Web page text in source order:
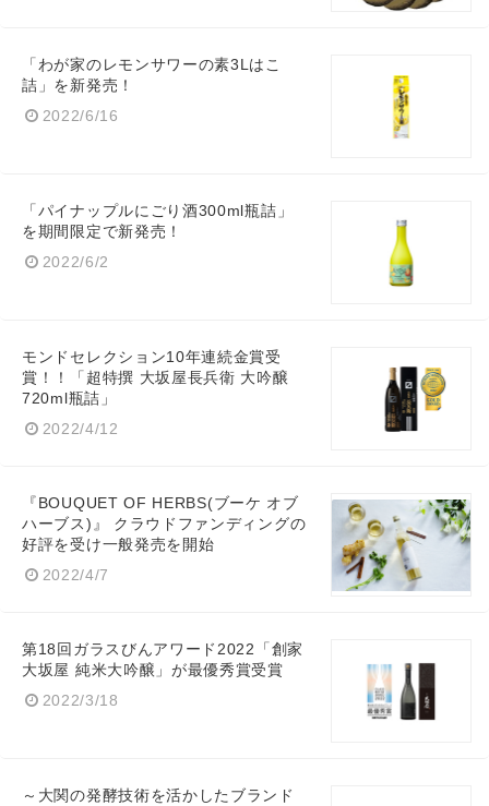
「わが家のレモンサワーの素3Lはこ
詰」を新発売！
2022/6/16
「パイナップルにごり酒300ml瓶詰」
を期間限定で新発売！
2022/6/2
モンドセレクション10年連続金賞受
賞！！「超特撰 大坂屋長兵衛 大吟醸
720ml瓶詰」
2022/4/12
『BOUQUET OF HERBS(ブーケ オブ
ハーブス)』 クラウドファンディングの
好評を受け一般発売を開始
2022/4/7
第18回ガラスびんアワード2022「創家
大坂屋 純米大吟醸」が最優秀賞受賞
2022/3/18
～大関の発酵技術を活かしたブランド